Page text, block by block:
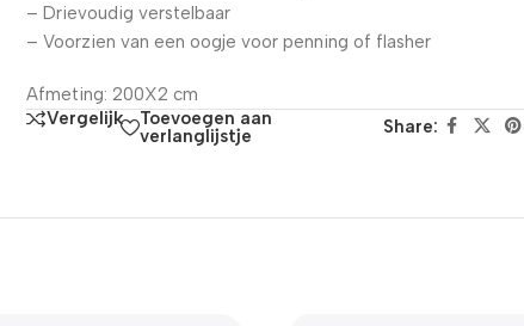
– Drievoudig verstelbaar
– Voorzien van een oogje voor penning of flasher
Afmeting: 200X2 cm
Vergelijk
Toevoegen aan
verlanglijstje
Share: